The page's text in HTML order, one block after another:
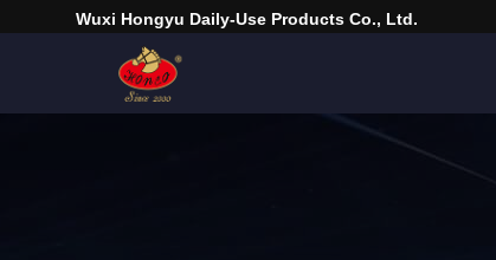
Wuxi Hongyu Daily-Use Products Co., Ltd.